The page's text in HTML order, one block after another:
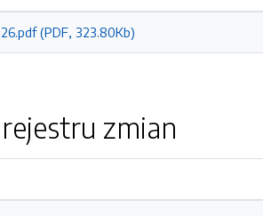
(PDF, 323.80Kb)
zmian